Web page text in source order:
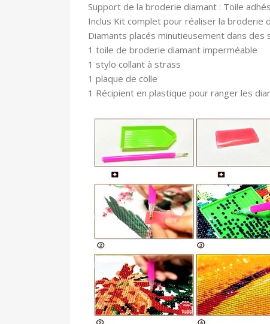
Support de la broderie diamant : Toile
Inclus Kit complet pour réaliser la broderie
Diamants placés minutieusement dans des
1 toile de broderie diamant imperméable
1 stylo collant à strass
1 plaque de colle
1 Récipient en plastique pour ranger les